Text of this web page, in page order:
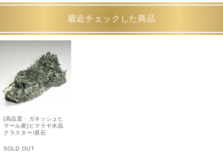
最近チェックした商品
[高品質・ガネッシュヒ
マール産]ヒマラヤ水晶
クラスター/原石
SOLD OUT